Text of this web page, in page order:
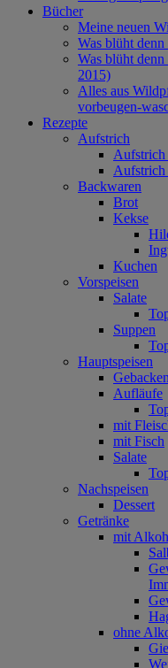
Bücher
Meine neuen
Was blüht
Was blüht
2015)
Alles aus
vorbeugen-
Rezepte
Aufstrich
Aufstrich
Aufstrich
Backwaren
Brot
Kekse
Kuchen
Vorspeisen
Salate
Suppen
Hauptspeisen
Aufläufe
mit
mit Fisch
Salate
Nachspeisen
Dessert
Getränke
mit
ohne